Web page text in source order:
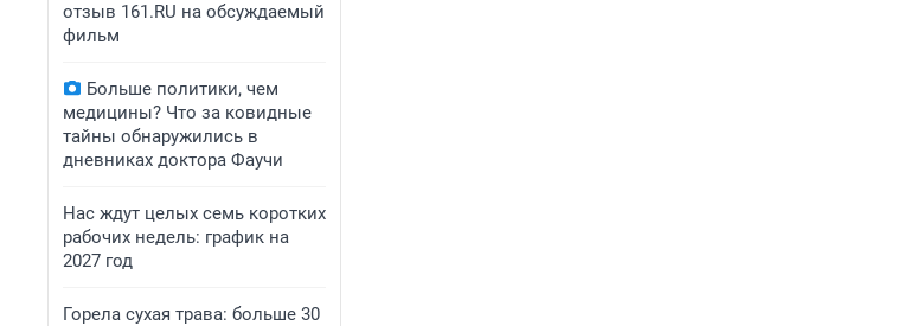
отзыв 161.RU на обсуждаемый
фильм
Больше политики, чем
медицины? Что за ковидные
тайны обнаружились в
дневниках доктора Фаучи
Нас ждут целых семь коротких
рабочих недель: график на
2027 год
Горела сухая трава: больше 30